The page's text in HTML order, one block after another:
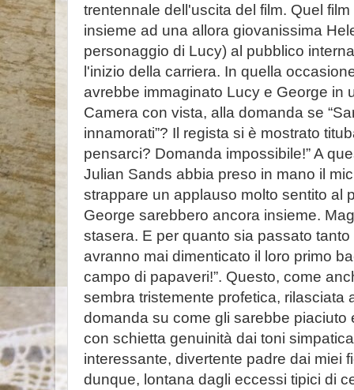
trentennale dell'uscita del film. Quel
insieme ad una allora giovanissima
personaggio di Lucy) al pubblico
l'inizio della carriera. In quella
avrebbe immaginato Lucy e George in
Camera con vista, alla domanda se
innamorati”? Il regista si è mostrato
pensarci? Domanda impossibile!” A
Julian Sands abbia preso in mano il
strappare un applauso molto sentito al
George sarebbero ancora insieme.
stasera. E per quanto sia passato
avranno mai dimenticato il loro primo
campo di papaveri!”. Questo, come
sembra tristemente profetica, rilasciata
domanda su come gli sarebbe piaciuto
con schietta genuinità dai toni
interessante, divertente padre dai miei
dunque, lontana dagli eccessi tipici di